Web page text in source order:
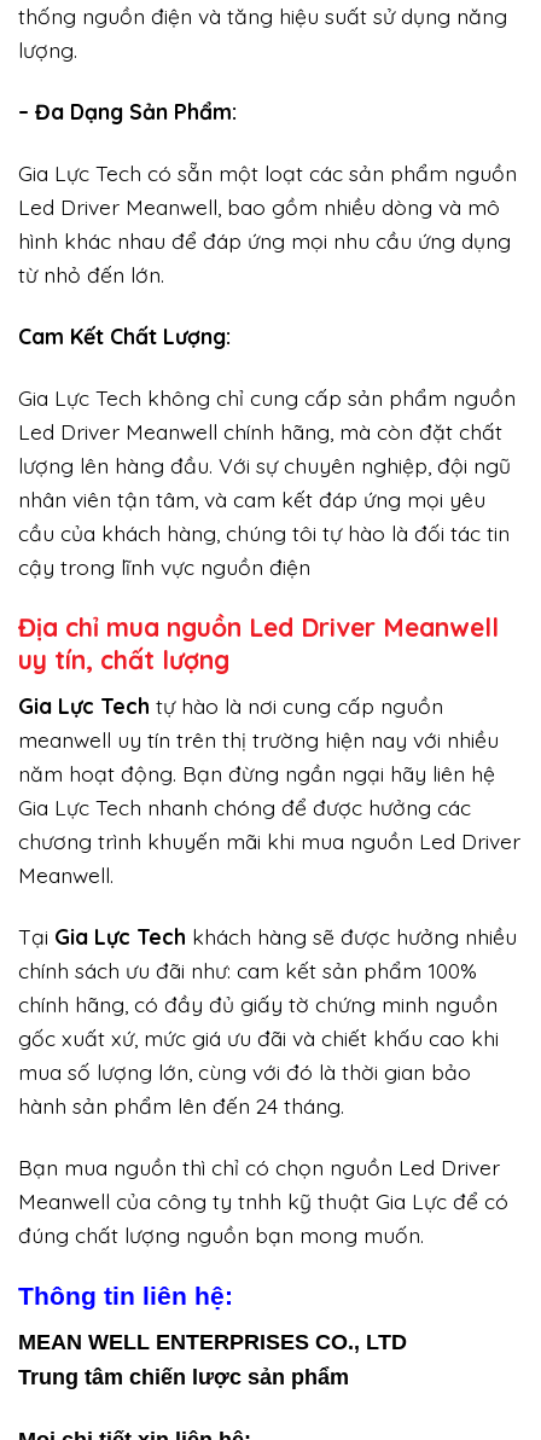
thống nguồn điện và tăng hiệu suất sử dụng năng
lượng.
– Đa Dạng Sản Phẩm:
Gia Lực Tech có sẵn một loạt các sản phẩm nguồn
Led Driver Meanwell, bao gồm nhiều dòng và mô
hình khác nhau để đáp ứng mọi nhu cầu ứng dụng
từ nhỏ đến lớn.
Cam Kết Chất Lượng:
Gia Lực Tech không chỉ cung cấp sản phẩm nguồn
Led Driver Meanwell chính hãng, mà còn đặt chất
lượng lên hàng đầu. Với sự chuyên nghiệp, đội ngũ
nhân viên tận tâm, và cam kết đáp ứng mọi yêu
cầu của khách hàng, chúng tôi tự hào là đối tác tin
cậy trong lĩnh vực nguồn điện
Địa chỉ mua nguồn Led Driver Meanwell
uy tín, chất lượng
Gia Lực Tech tự hào là nơi cung cấp nguồn
meanwell uy tín trên thị trường hiện nay với nhiều
năm hoạt động. Bạn đừng ngần ngại hãy liên hệ
Gia Lực Tech nhanh chóng để được hưởng các
chương trình khuyến mãi khi mua nguồn Led Driver
Meanwell.
Tại Gia Lực Tech khách hàng sẽ được hưởng nhiều
chính sách ưu đãi như: cam kết sản phẩm 100%
chính hãng, có đầy đủ giấy tờ chứng minh nguồn
gốc xuất xứ, mức giá ưu đãi và chiết khấu cao khi
mua số lượng lớn, cùng với đó là thời gian bảo
hành sản phẩm lên đến 24 tháng.
Bạn mua nguồn thì chỉ có chọn nguồn Led Driver
Meanwell của công ty tnhh kỹ thuật Gia Lực để có
đúng chất lượng nguồn bạn mong muốn.
Thông tin liên hệ:
MEAN WELL ENTERPRISES CO., LTD
Trung tâm chiến lược sản phẩm